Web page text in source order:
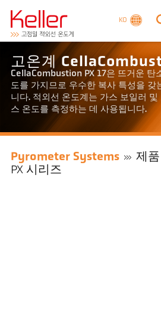
KO
고온계
CellaCombustion PX 17은 뜨거운 탄
도를 가지므로 우수한 복사 특성을 갖
니다. 적외선 온도계는 가스 보일러
스 온도를 측정하는 데 사용됩니다.
Pyrometer Systems 제품
PX 시리즈